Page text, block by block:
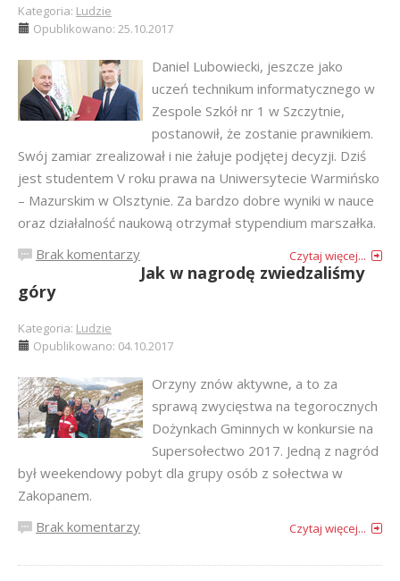
Kategoria: Ludzie
Opublikowano: 25.10.2017
Daniel Lubowiecki, jeszcze jako
uczeń technikum informatycznego w
Zespole Szkół nr 1 w Szczytnie,
postanowił, że zostanie prawnikiem.
Swój zamiar zrealizował i nie żałuje podjętej decyzji. Dziś
jest studentem V roku prawa na Uniwersytecie Warmińsko
– Mazurskim w Olsztynie. Za bardzo dobre wyniki w nauce
oraz działalność naukową otrzymał stypendium marszałka.
Brak komentarzy
Czytaj więcej...
Jak w nagrodę zwiedzaliśmy
góry
Kategoria: Ludzie
Opublikowano: 04.10.2017
Orzyny znów aktywne, a to za
sprawą zwycięstwa na tegorocznych
Dożynkach Gminnych w konkursie na
Supersołectwo 2017. Jedną z nagród
był weekendowy pobyt dla grupy osób z sołectwa w
Zakopanem.
Brak komentarzy
Czytaj więcej...